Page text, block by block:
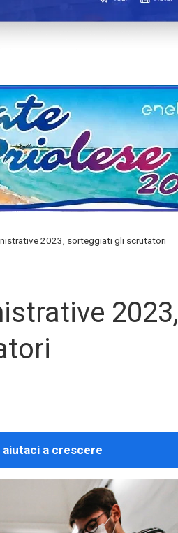
2023, sorteggiati gli scrutatori
2023,
aiutaci a crescere